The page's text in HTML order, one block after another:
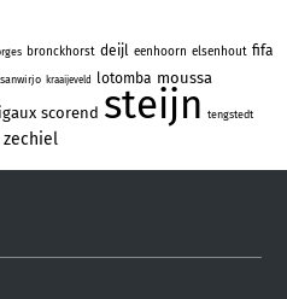
bronckhorst deijl eenhoorn elsenhout fifa
kraaijeveld lotomba moussa
scorend steijn tengstedt
zechiel